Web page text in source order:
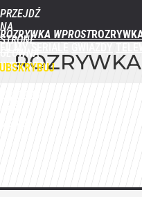
PRZEJDŹ
NA
STRONĘ
GŁÓWNĄ
WPROST.PL
ROZRYWKA WPROST
ROZRYWKA